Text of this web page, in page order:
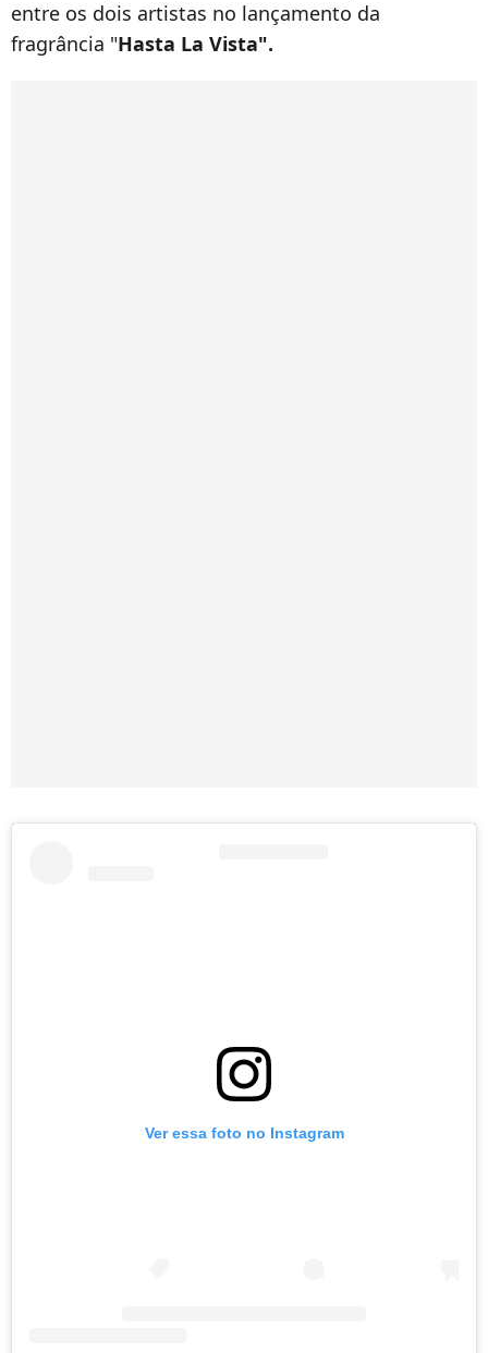
entre os dois artistas no lançamento da
fragrância "Hasta La Vista".
Ver essa foto no Instagram